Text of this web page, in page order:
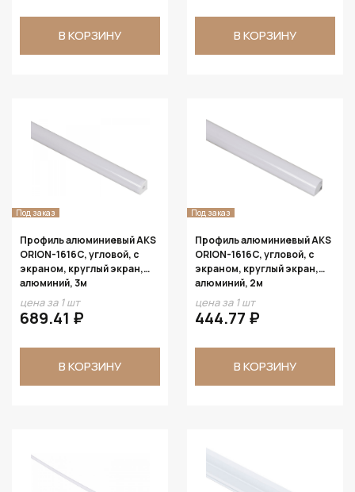
В КОРЗИНУ В КОРЗИНУ
Под заказ
Профиль алюминиевый AKS
ORION-1616C, угловой, с
экраном, круглый экран,
алюминий, 3м
цена за 1 шт
689.41 ₽
В КОРЗИНУ
Под заказ
Профиль алюминиевый AKS
ORION-1616C, угловой, с
экраном, круглый экран,
алюминий, 2м
цена за 1 шт
444.77 ₽
В КОРЗИНУ